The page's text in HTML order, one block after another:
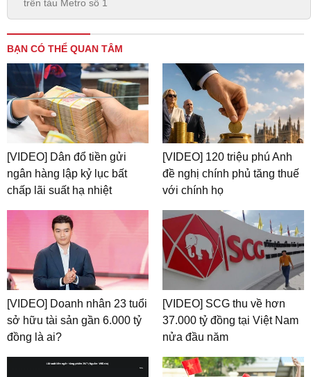
trên tàu Metro số 1
BẠN CÓ THỂ QUAN TÂM
[VIDEO] Dân đổ tiền gửi
ngân hàng lập kỷ lục bất
chấp lãi suất hạ nhiệt
[VIDEO] 120 triệu phú Anh
đề nghị chính phủ tăng thuế
với chính họ
[VIDEO] Doanh nhân 23 tuổi
sở hữu tài sản gần 6.000 tỷ
đồng là ai?
[VIDEO] SCG thu về hơn
37.000 tỷ đồng tại Việt Nam
nửa đầu năm